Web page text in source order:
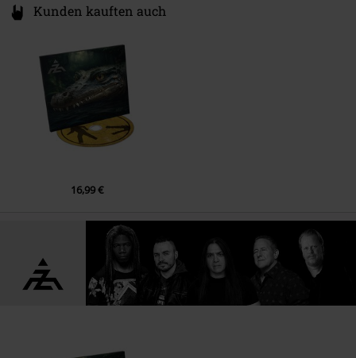
10.
Now I Walk Away
Kunden kauften auch
16,99 €